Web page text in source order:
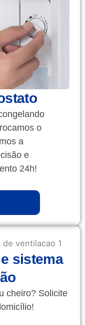
o
a
e
24h!
sistema
cheiro? Solicite